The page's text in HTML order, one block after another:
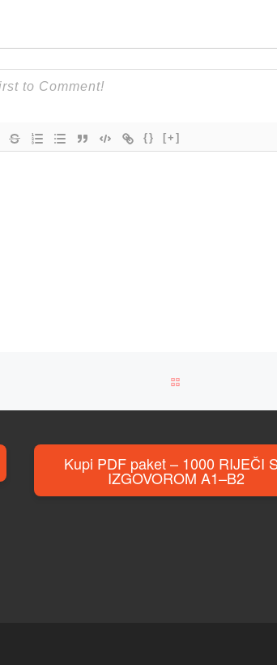
{} [+]
Kupi PDF paket – 1000 RIJEČI
IZGOVOROM A1–B2